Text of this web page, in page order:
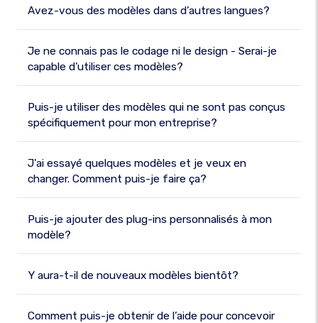
Avez-vous des modèles dans d’autres langues?
Je ne connais pas le codage ni le design - Serai-je
capable d'utiliser ces modèles?
Puis-je utiliser des modèles qui ne sont pas conçus
spécifiquement pour mon entreprise?
J'ai essayé quelques modèles et je veux en
changer. Comment puis-je faire ça?
Puis-je ajouter des plug-ins personnalisés à mon
modèle?
Y aura-t-il de nouveaux modèles bientôt?
Comment puis-je obtenir de l’aide pour concevoir